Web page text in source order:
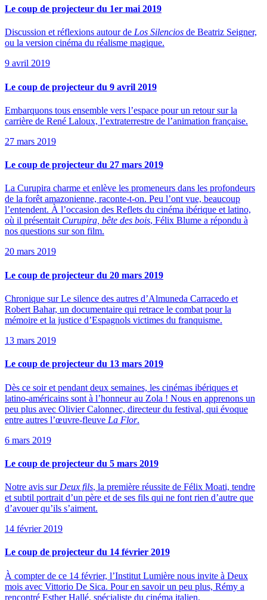
Le coup de projecteur du 1er mai 2019
Discussion et réflexions autour de Los Silencios de Beatriz Seigner,
ou la version cinéma du réalisme magique.
9 avril 2019
Le coup de projecteur du 9 avril 2019
Embarquons tous ensemble vers l’espace pour un retour sur la
carrière de René Laloux, l’extraterrestre de l’animation française.
27 mars 2019
Le coup de projecteur du 27 mars 2019
La Curupira charme et enlève les promeneurs dans les profondeurs
de la forêt amazonienne, raconte-t-on. Peu l’ont vue, beaucoup
l’entendent. À l’occasion des Reflets du cinéma ibérique et latino,
où il présentait Curupira, bête des bois, Félix Blume a répondu à
nos questions sur son film.
20 mars 2019
Le coup de projecteur du 20 mars 2019
Chronique sur Le silence des autres d’Almuneda Carracedo et
Robert Bahar, un documentaire qui retrace le combat pour la
mémoire et la justice d’Espagnols victimes du franquisme.
13 mars 2019
Le coup de projecteur du 13 mars 2019
Dès ce soir et pendant deux semaines, les cinémas ibériques et
latino-américains sont à l’honneur au Zola ! Nous en apprenons un
peu plus avec Olivier Calonnec, directeur du festival, qui évoque
entre autres l’œuvre-fleuve La Flor.
6 mars 2019
Le coup de projecteur du 5 mars 2019
Notre avis sur Deux fils, la première réussite de Félix Moati, tendre
et subtil portrait d’un père et de ses fils qui ne font rien d’autre que
d’avouer qu’ils s’aiment.
14 février 2019
Le coup de projecteur du 14 février 2019
À compter de ce 14 février, l’Institut Lumière nous invite à Deux
mois avec Vittorio De Sica. Pour en savoir un peu plus, Rémy a
rencontré Esther Hallé, spécialiste du cinéma italien.